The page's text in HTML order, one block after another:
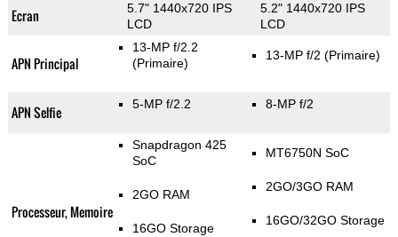
Ecran
5.7" 1440x720 IPS
LCD
5.2" 1440x720 IPS
LCD
APN Principal
13-MP f/2.2
(Primaire)
13-MP f/2 (Primaire)
APN Selfie 5-MP f/2.2 8-MP f/2
Processeur, Memoire
Snapdragon 425
SoC
2GO RAM
16GO Storage
MT6750N SoC
2GO/3GO RAM
16GO/32GO Storage